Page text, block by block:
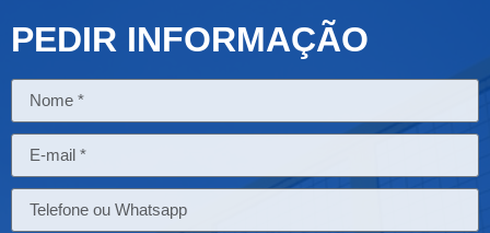
PEDIR INFORMAÇÃO